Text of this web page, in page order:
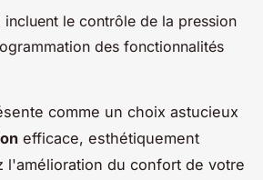
le contrôle de la pression
des fonctionnalités
comme un choix astucieux
efficace, esthétiquement
l'amélioration du confort de votre